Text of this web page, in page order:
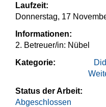
Laufzeit:
Donnerstag, 17
Informationen:
2. Betreuer/in: Nübel
Kategorie:
Status der Arbeit:
Abgeschlossen